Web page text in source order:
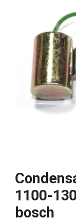
1100-
bosch